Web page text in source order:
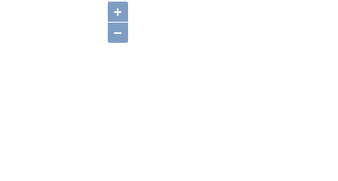
+
−